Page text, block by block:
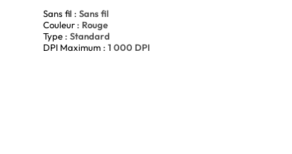
Sans fil : Sans fil
Couleur : Rouge
Type : Standard
DPI Maximum : 1 000 DPI